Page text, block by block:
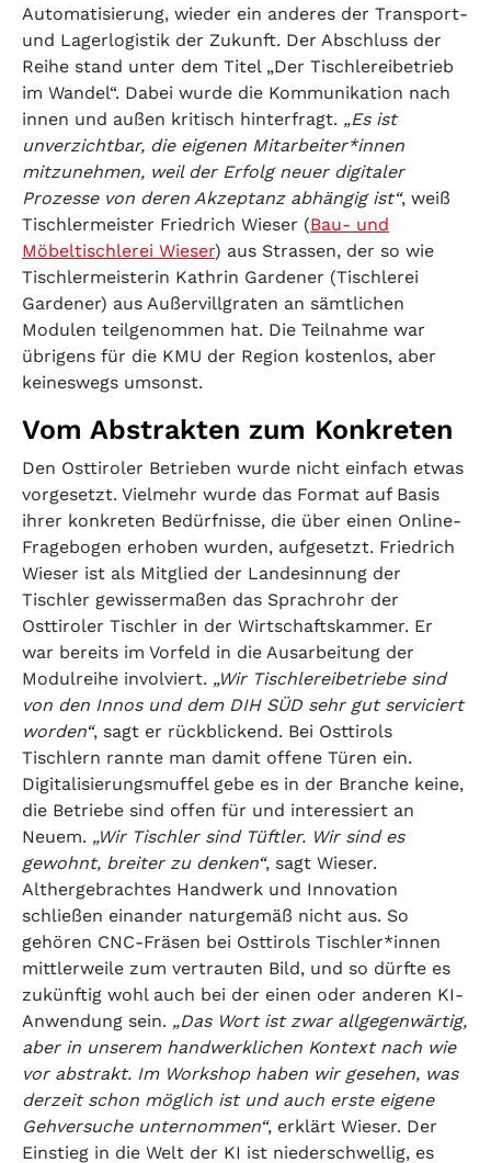
Automatisierung, wieder ein anderes der Transport-
und Lagerlogistik der Zukunft. Der Abschluss der
Reihe stand unter dem Titel „Der Tischlereibetrieb
im Wandel“. Dabei wurde die Kommunikation nach
innen und außen kritisch hinterfragt. „Es ist
unverzichtbar, die eigenen Mitarbeiter*innen
mitzunehmen, weil der Erfolg neuer digitaler
Prozesse von deren Akzeptanz abhängig ist“, weiß
Tischlermeister Friedrich Wieser (Bau- und
Möbeltischlerei Wieser) aus Strassen, der so wie
Tischlermeisterin Kathrin Gardener (Tischlerei
Gardener) aus Außervillgraten an sämtlichen
Modulen teilgenommen hat. Die Teilnahme war
übrigens für die KMU der Region kostenlos, aber
keineswegs umsonst.
Vom Abstrakten zum Konkreten
Den Osttiroler Betrieben wurde nicht einfach etwas
vorgesetzt. Vielmehr wurde das Format auf Basis
ihrer konkreten Bedürfnisse, die über einen Online-
Fragebogen erhoben wurden, aufgesetzt. Friedrich
Wieser ist als Mitglied der Landesinnung der
Tischler gewissermaßen das Sprachrohr der
Osttiroler Tischler in der Wirtschaftskammer. Er
war bereits im Vorfeld in die Ausarbeitung der
Modulreihe involviert. „Wir Tischlereibetriebe sind
von den Innos und dem DIH SÜD sehr gut serviciert
worden“, sagt er rückblickend. Bei Osttirols
Tischlern rannte man damit offene Türen ein.
Digitalisierungsmuffel gebe es in der Branche keine,
die Betriebe sind offen für und interessiert an
Neuem. „Wir Tischler sind Tüftler. Wir sind es
gewohnt, breiter zu denken“, sagt Wieser.
Althergebrachtes Handwerk und Innovation
schließen einander naturgemäß nicht aus. So
gehören CNC-Fräsen bei Osttirols Tischler*innen
mittlerweile zum vertrauten Bild, und so dürfte es
zukünftig wohl auch bei der einen oder anderen KI-
Anwendung sein. „Das Wort ist zwar allgegenwärtig,
aber in unserem handwerklichen Kontext nach wie
vor abstrakt. Im Workshop haben wir gesehen, was
derzeit schon möglich ist und auch erste eigene
Gehversuche unternommen“, erklärt Wieser. Der
Einstieg in die Welt der KI ist niederschwellig, es